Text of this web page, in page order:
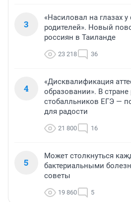
3
«Насиловал на глазах
родителей». Новый
россиян в Таиланде
23 218 36
4
«Дисквалификация
образовании». В стране
стобалльников ЕГЭ —
для радости
21 800 16
5
Может столкнуться
бактериальными
советы
19 860 5